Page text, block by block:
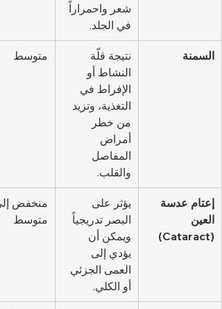
شعر واحمراراً
في الجلد.
السمنة
نتيجة قلّة
النشاط أو
الإفراط في
التغذية، وتزيد
من خطر
أمراض
المفاصل
والقلب.
متوسط
إعتام عدسة
العين
(Cataract)
يؤثر على
البصر تدريجياً
ويمكن أن
يؤدي إلى
العمى الجزئي
أو الكلي.
منخفض
متوسط